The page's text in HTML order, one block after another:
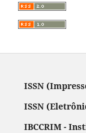
ISSN
ISSN
IBCCRIM -